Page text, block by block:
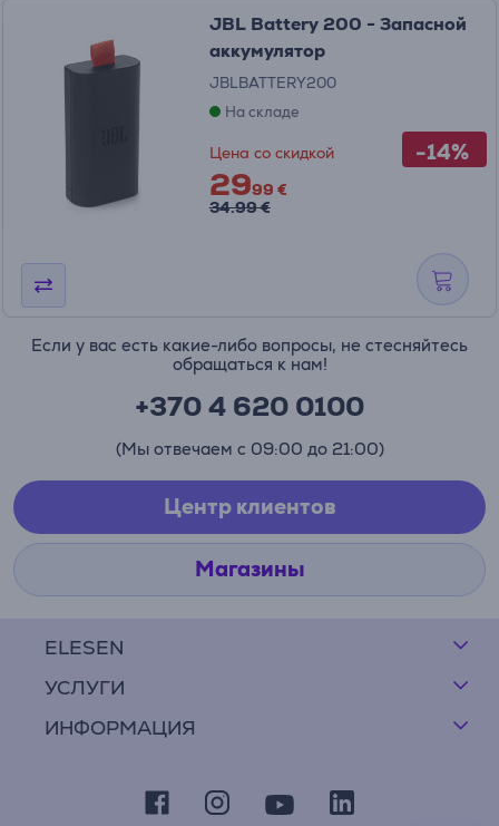
-14%
JBL Battery 200 - Запасной
аккумулятор
JBLBATTERY200
На складе
Цена со скидкой
2999 €
34.99 €
ELESEN
УСЛУГИ
ИНФОРМАЦИЯ
Если у вас есть какие-либо вопросы, не стесняйтесь
обращаться к нам!
+370 4 620 0100
(Мы отвечаем с 09:00 до 21:00)
Центр клиентов
Магазины